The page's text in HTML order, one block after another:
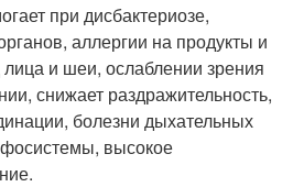
при дисбактериозе,
аллергии на продукты и
и шеи, ослаблении зрения
снижает раздражительность,
болезни дыхательных
высокое